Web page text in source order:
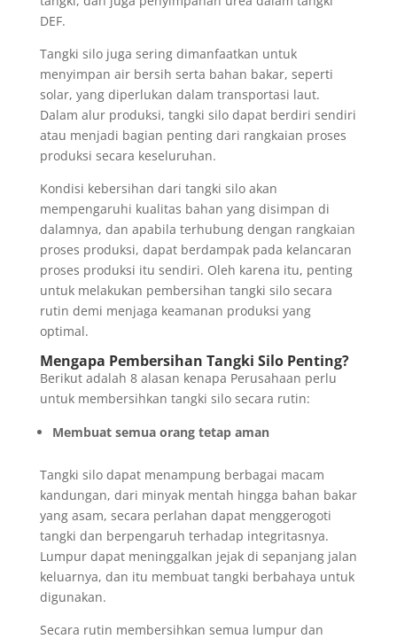
DEF.
Tangki silo juga sering dimanfaatkan untuk
menyimpan air bersih serta bahan bakar, seperti
solar, yang diperlukan dalam transportasi laut.
Dalam alur produksi, tangki silo dapat berdiri sendiri
atau menjadi bagian penting dari rangkaian proses
produksi secara keseluruhan.
Kondisi kebersihan dari tangki silo akan
mempengaruhi kualitas bahan yang disimpan di
dalamnya, dan apabila terhubung dengan rangkaian
proses produksi, dapat berdampak pada kelancaran
proses produksi itu sendiri. Oleh karena itu, penting
untuk melakukan pembersihan tangki silo secara
rutin demi menjaga keamanan produksi yang
optimal.
Mengapa Pembersihan Tangki Silo Penting?
Berikut adalah 8 alasan kenapa Perusahaan perlu
untuk membersihkan tangki silo secara rutin:
Membuat semua orang tetap aman
Tangki silo dapat menampung berbagai macam
kandungan, dari minyak mentah hingga bahan bakar
yang asam, secara perlahan dapat menggerogoti
tangki dan berpengaruh terhadap integritasnya.
Lumpur dapat meninggalkan jejak di sepanjang jalan
keluarnya, dan itu membuat tangki berbahaya untuk
digunakan.
Secara rutin membersihkan semua lumpur dan